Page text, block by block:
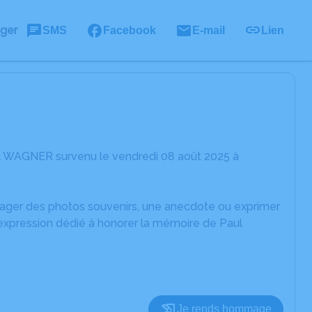
SMS Facebook E-mail Lien
survenu le vendredi 08 août 2025 à
des photos souvenirs, une anecdote ou exprimer
dédié à honorer la mémoire de Paul
Je rends hommage